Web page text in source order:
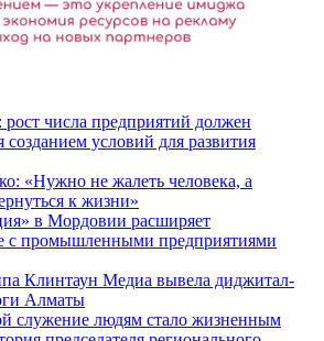
числа предприятий должен
созданием условий для развития
«Нужно не жалеть человека, а
к жизни»
в Мордовии расширяет
с промышленными предприятиями
Клинтаун Медиа вывела диджитал-
Алматы
служение людям стало жизненным